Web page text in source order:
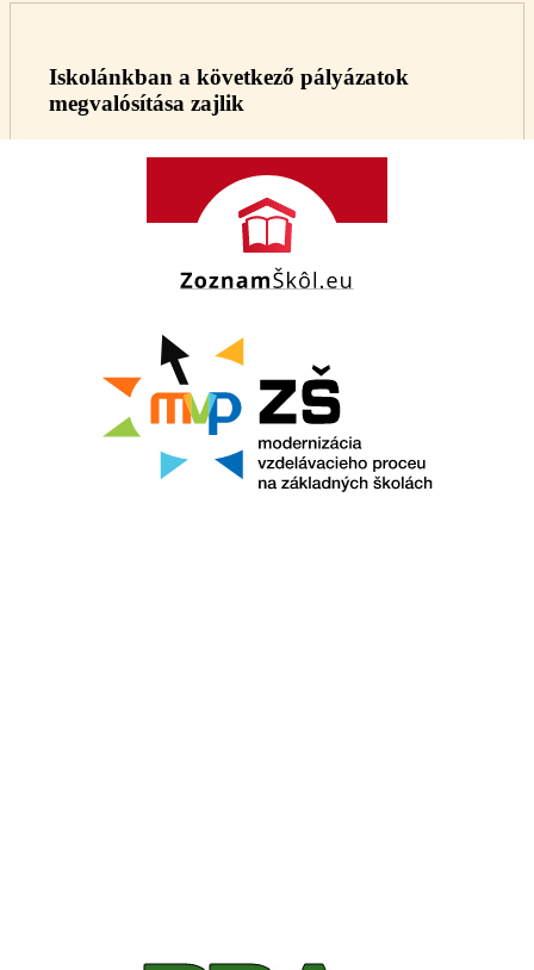
Iskolánkban a következő pályázatok
megvalósítása zajlik